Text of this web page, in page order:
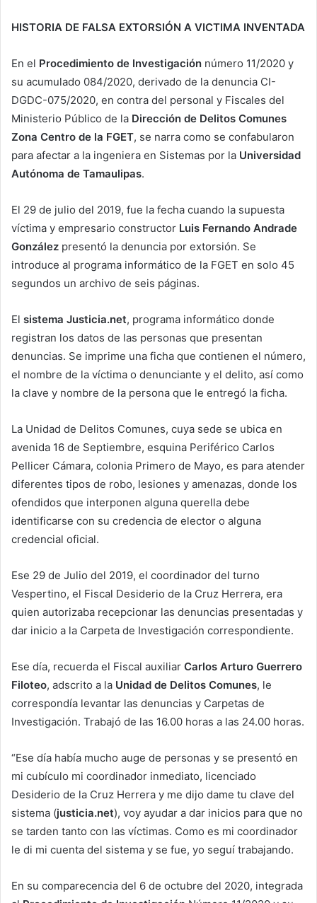
HISTORIA DE FALSA EXTORSIÓN A VICTIMA INVENTADA
En el Procedimiento de Investigación número 11/2020 y
su acumulado 084/2020, derivado de la denuncia CI-
DGDC-075/2020, en contra del personal y Fiscales del
Ministerio Público de la Dirección de Delitos Comunes
Zona Centro de la FGET, se narra como se confabularon
para afectar a la ingeniera en Sistemas por la Universidad
Autónoma de Tamaulipas.
El 29 de julio del 2019, fue la fecha cuando la supuesta
víctima y empresario constructor Luis Fernando Andrade
González presentó la denuncia por extorsión. Se
introduce al programa informático de la FGET en solo 45
segundos un archivo de seis páginas.
El sistema Justicia.net, programa informático donde
registran los datos de las personas que presentan
denuncias. Se imprime una ficha que contienen el número,
el nombre de la víctima o denunciante y el delito, así como
la clave y nombre de la persona que le entregó la ficha.
La Unidad de Delitos Comunes, cuya sede se ubica en
avenida 16 de Septiembre, esquina Periférico Carlos
Pellicer Cámara, colonia Primero de Mayo, es para atender
diferentes tipos de robo, lesiones y amenazas, donde los
ofendidos que interponen alguna querella debe
identificarse con su credencia de elector o alguna
credencial oficial.
Ese 29 de Julio del 2019, el coordinador del turno
Vespertino, el Fiscal Desiderio de la Cruz Herrera, era
quien autorizaba recepcionar las denuncias presentadas y
dar inicio a la Carpeta de Investigación correspondiente.
Ese día, recuerda el Fiscal auxiliar Carlos Arturo Guerrero
Filoteo, adscrito a la Unidad de Delitos Comunes, le
correspondía levantar las denuncias y Carpetas de
Investigación. Trabajó de las 16.00 horas a las 24.00 horas.
“Ese día había mucho auge de personas y se presentó en
mi cubículo mi coordinador inmediato, licenciado
Desiderio de la Cruz Herrera y me dijo dame tu clave del
sistema (justicia.net), voy ayudar a dar inicios para que no
se tarden tanto con las víctimas. Como es mi coordinador
le di mi cuenta del sistema y se fue, yo seguí trabajando.
En su comparecencia del 6 de octubre del 2020, integrada